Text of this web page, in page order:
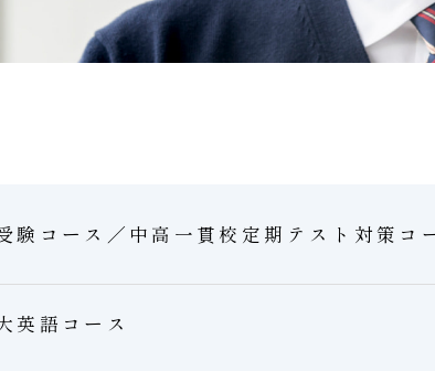
験コース／中高一貫校定期テスト対策コ
英語コース